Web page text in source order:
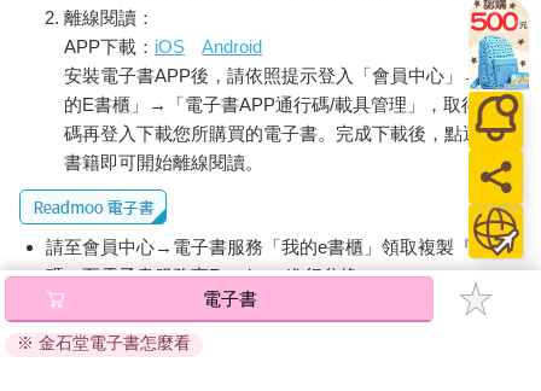
離線閱讀：
APP下載： iOS
Android
安裝電子書APP後，請依照提示登入「會員中心」→「我
的E書櫃」→「電子書APP通行碼/載具管理」，取得通行
碼再登入下載您所購買的電子書。完成下載後，點選任一
書籍即可開始離線閱讀。
請至會員中心→電子書服務「我的e書櫃」領取複製『兌換
碼』至電子書服務商Readmoo進行兌換。
退換貨須知：
因版權保護，您在金石堂所購買的電子書僅能以金石堂專屬
電子書
※ 金石堂電子書怎麼看